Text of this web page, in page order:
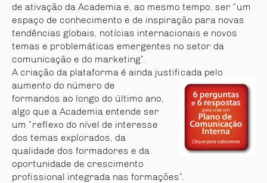
de ativação da Academia e, ao mesmo tempo, ser “um
espaço de conhecimento e de inspiração para novas
tendências globais, notícias internacionais e novos
temas e problemáticas emergentes no setor da
comunicação e do marketing”.
A criação da plataforma é ainda justificada pelo
aumento do número de
formandos ao longo do último ano,
algo que a Academia entende ser
um “reflexo do nível de interesse
dos temas explorados, da
qualidade dos formadores e da
oportunidade de crescimento
profissional integrada nas formações”.